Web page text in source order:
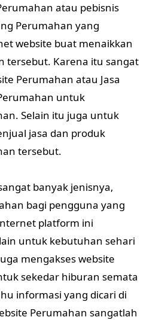
atau pebisnis
Perumahan yang
website buat menaikkan
tersebut. Karena itu sangat
Perumahan atau Jasa
untuk
Selain itu juga untuk
jasa dan produk
tersebut.
banyak jenisnya,
bagi pengguna yang
platform ini
untuk kebutuhan sehari
mengakses website
sekedar hiburan semata
informasi yang dicari di
Perumahan sangatlah